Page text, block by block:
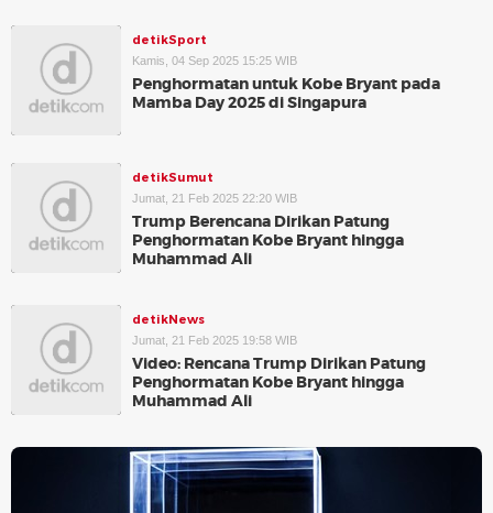
detikSport
Kamis, 04 Sep 2025 15:25 WIB
Penghormatan untuk Kobe Bryant pada
Mamba Day 2025 di Singapura
detikSumut
Jumat, 21 Feb 2025 22:20 WIB
Trump Berencana Dirikan Patung
Penghormatan Kobe Bryant hingga
Muhammad Ali
detikNews
Jumat, 21 Feb 2025 19:58 WIB
Video: Rencana Trump Dirikan Patung
Penghormatan Kobe Bryant hingga
Muhammad Ali